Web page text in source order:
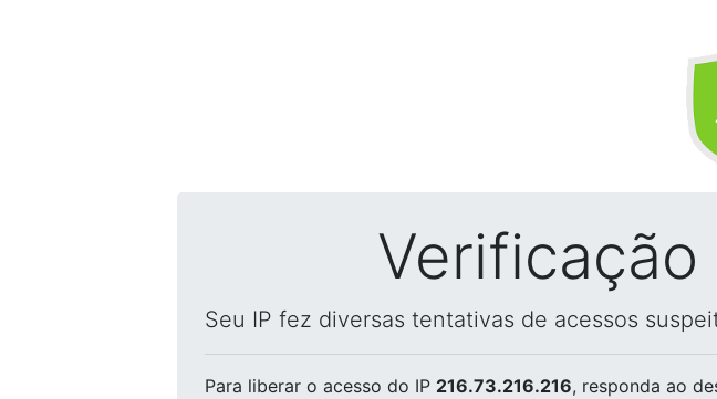
Seu IP fez diversas tentativas de acessos
Para liberar o acesso do IP 216.73.216.216, responda ao